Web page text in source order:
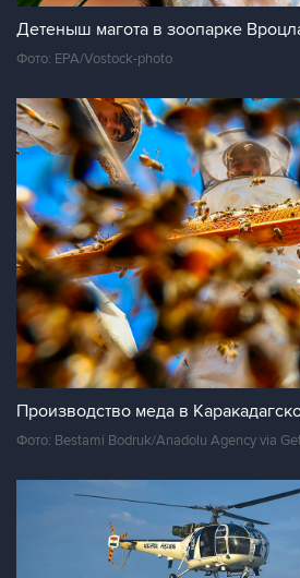
Детеныш магота в зоопарке
Фото: EPA/Vostock-photo
Производство меда в
Фото: Bestami Bodruk/Anadolu Agency via